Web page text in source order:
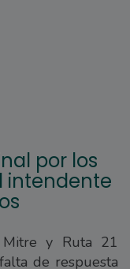
por los
intendente
y Ruta 21
de respuesta